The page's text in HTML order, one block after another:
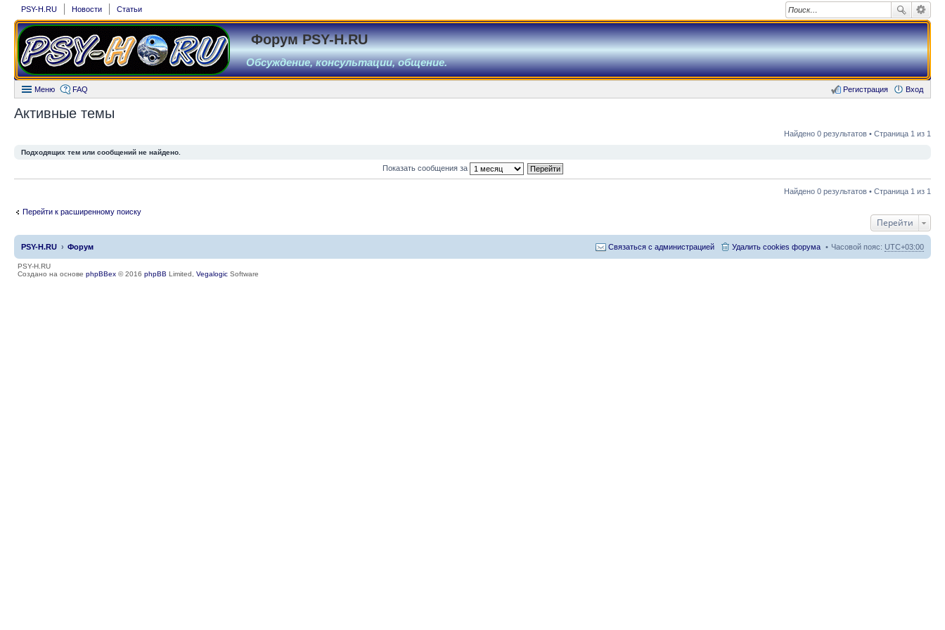
PSY-H.RU Новости Статьи
Форум PSY-H.RU
Обсуждение, консультации, общение.
Меню FAQ Вход
Регистрация
Активные темы
Найдено 0 результатов • Страница 1 из 1
Подходящих тем или сообщений не найдено.
Показать сообщения за
Найдено 0 результатов • Страница 1 из 1
Перейти к расширенному поиску
Перейти
PSY-H.RU Форум Часовой пояс: UTC+03:00
Удалить cookies форума
Связаться с администрацией
PSY-H.RU
Создано на основе phpBBex © 2016 phpBB Limited, Vegalogic Software